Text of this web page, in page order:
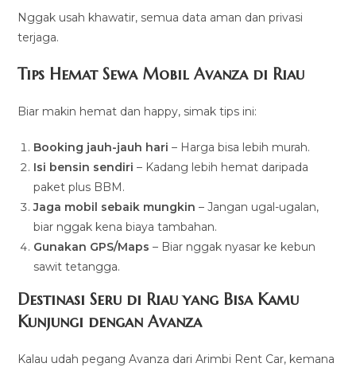
Nggak usah khawatir, semua data aman dan privasi
terjaga.
Tips Hemat Sewa Mobil Avanza di Riau
Biar makin hemat dan happy, simak tips ini:
Booking jauh-jauh hari – Harga bisa lebih murah.
Isi bensin sendiri – Kadang lebih hemat daripada
paket plus BBM.
Jaga mobil sebaik mungkin – Jangan ugal-ugalan,
biar nggak kena biaya tambahan.
Gunakan GPS/Maps – Biar nggak nyasar ke kebun
sawit tetangga.
Destinasi Seru di Riau yang Bisa Kamu
Kunjungi dengan Avanza
Kalau udah pegang Avanza dari Arimbi Rent Car, kemana